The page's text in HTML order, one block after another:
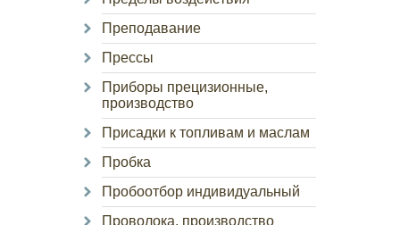
Преподавание
Прессы
Приборы прецизионные,
производство
Присадки к топливам и маслам
Пробка
Пробоотбор индивидуальный
Проволока, производство